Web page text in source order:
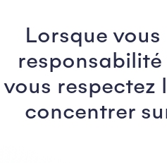
Lorsque
vous respectez
concentrer